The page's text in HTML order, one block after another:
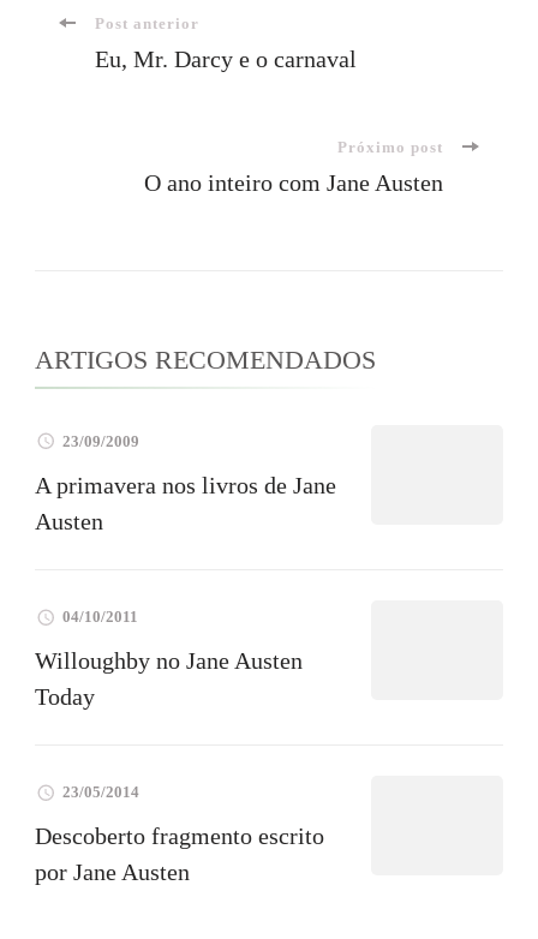
Navegação
Post anterior
Eu, Mr. Darcy e o carnaval
Próximo post
O ano inteiro com Jane Austen
ARTIGOS RECOMENDADOS
23/09/2009
A primavera nos livros de Jane
Austen
04/10/2011
Willoughby no Jane Austen
Today
23/05/2014
Descoberto fragmento escrito
por Jane Austen